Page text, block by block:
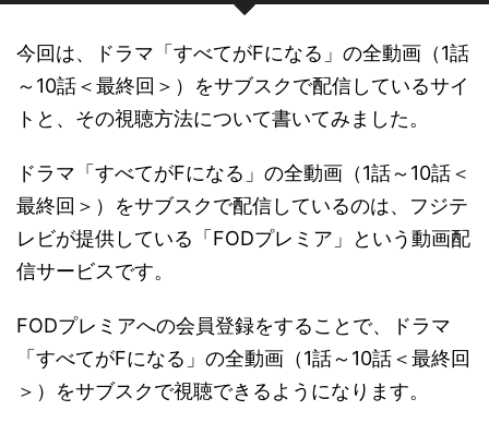
今回は、ドラマ「すべてがFになる」の全動画（1話
～10話＜最終回＞）をサブスクで配信しているサイ
トと、その視聴方法について書いてみました。
ドラマ「すべてがFになる」の全動画（1話～10話＜
最終回＞）をサブスクで配信しているのは、フジテ
レビが提供している「FODプレミア」という動画配
信サービスです。
FODプレミアへの会員登録をすることで、ドラマ
「すべてがFになる」の全動画（1話～10話＜最終回
＞）をサブスクで視聴できるようになります。